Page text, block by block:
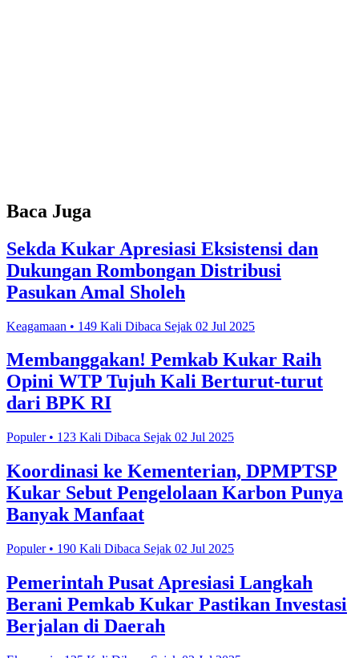
Baca Juga
Sekda Kukar Apresiasi Eksistensi dan
Dukungan Rombongan Distribusi
Pasukan Amal Sholeh
Keagamaan • 149 Kali Dibaca Sejak 02 Jul 2025
Membanggakan! Pemkab Kukar Raih
Opini WTP Tujuh Kali Berturut-turut
dari BPK RI
Populer • 123 Kali Dibaca Sejak 02 Jul 2025
Koordinasi ke Kementerian, DPMPTSP
Kukar Sebut Pengelolaan Karbon Punya
Banyak Manfaat
Populer • 190 Kali Dibaca Sejak 02 Jul 2025
Pemerintah Pusat Apresiasi Langkah
Berani Pemkab Kukar Pastikan Investasi
Berjalan di Daerah